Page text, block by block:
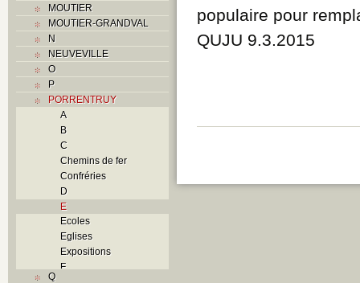
MOUTIER
MOUTIER-GRANDVAL
N
NEUVEVILLE
O
P
PORRENTRUY
A
B
C
Chemins de fer
Confréries
D
E
Ecoles
Eglises
Expositions
F
Q
populaire pour
QUJU 9.3.2015